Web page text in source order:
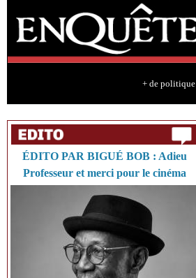
+ de politique
ÉDITO PAR BIGUÉ BOB : Adieu
Professeur et merci pour le cinéma